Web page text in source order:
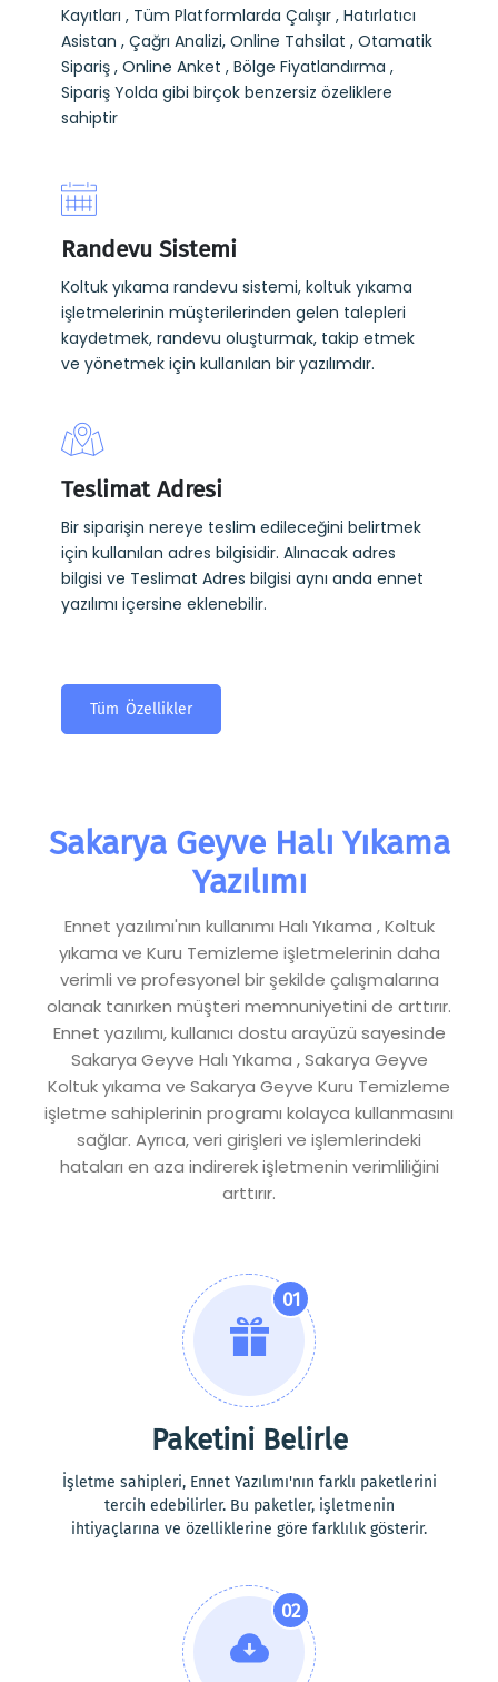
Kayıtları , Tüm Platformlarda Çalışır , Hatırlatıcı
Asistan , Çağrı Analizi, Online Tahsilat , Otamatik
Sipariş , Online Anket , Bölge Fiyatlandırma ,
Sipariş Yolda gibi birçok benzersiz özeliklere
sahiptir
Randevu Sistemi
Koltuk yıkama randevu sistemi, koltuk yıkama
işletmelerinin müşterilerinden gelen talepleri
kaydetmek, randevu oluşturmak, takip etmek
ve yönetmek için kullanılan bir yazılımdır.
Teslimat Adresi
Bir siparişin nereye teslim edileceğini belirtmek
için kullanılan adres bilgisidir. Alınacak adres
bilgisi ve Teslimat Adres bilgisi aynı anda ennet
yazılımı içersine eklenebilir.
Tüm Özellikler
Sakarya Geyve Halı Yıkama
Yazılımı
Ennet yazılımı'nın kullanımı Halı Yıkama , Koltuk
yıkama ve Kuru Temizleme işletmelerinin daha
verimli ve profesyonel bir şekilde çalışmalarına
olanak tanırken müşteri memnuniyetini de arttırır.
Ennet yazılımı, kullanıcı dostu arayüzü sayesinde
Sakarya Geyve Halı Yıkama , Sakarya Geyve
Koltuk yıkama ve Sakarya Geyve Kuru Temizleme
işletme sahiplerinin programı kolayca kullanmasını
sağlar. Ayrıca, veri girişleri ve işlemlerindeki
hataları en aza indirerek işletmenin verimliliğini
arttırır.
01
Paketini Belirle
İşletme sahipleri, Ennet Yazılımı'nın farklı paketlerini
tercih edebilirler. Bu paketler, işletmenin
ihtiyaçlarına ve özelliklerine göre farklılık gösterir.
02